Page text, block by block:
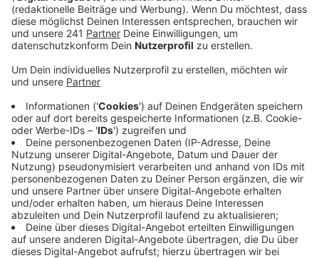
Veröffentlicht:Donnerstag, 29.12.2022 05:21
Die aus einer Sinti-Familie stammende Franz wurde
1943 erst nach Auschwitz, später nach Ravensbrück
verschleppt. Nach mehreren Fluchtversuchen wurde
sie schließlich von der Roten Armee befreit. Nach
Kriegsende und bis zuletzt setze sie sich für das
Erinnern und die Versöhnung ein - als Schriftstellerin
und mit zahlreichen Vorträgen unter anderem in
Schulen, Universitäten und Kirchen. Dafür wurde sie
vielfach ausgezeichnet, unter anderem mit dem